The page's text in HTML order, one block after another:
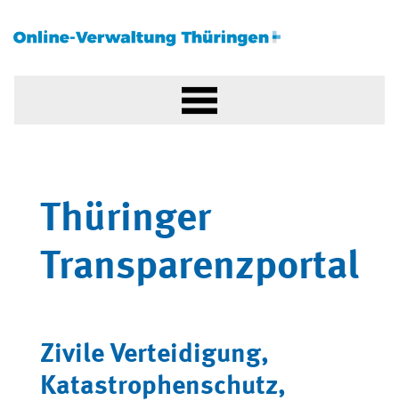
Thüringer
Transparenzportal
Zivile Verteidigung,
Katastrophenschutz,